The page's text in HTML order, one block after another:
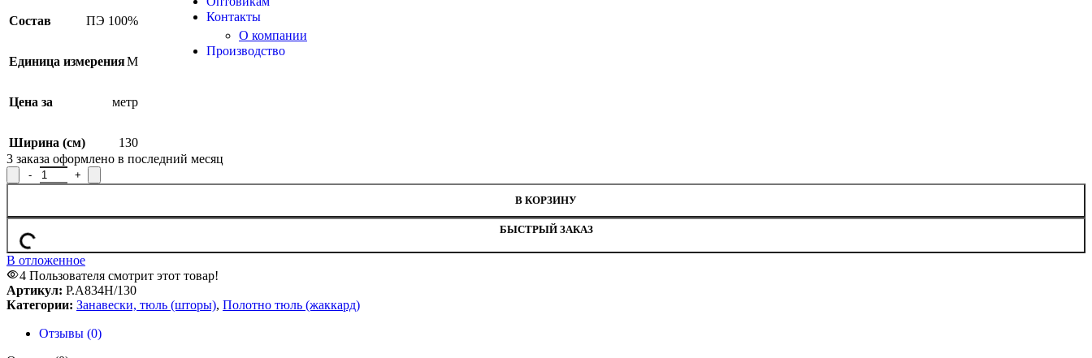
Контакты
О компании
Производство
Состав ПЭ 100%
Единица измеренияМ
Цена за метр
Ширина (см)
130
3 заказа оформлено в последний месяц
Количество товара Полотно гардинное Р.А834Н/130, рисунок А834Н
В КОРЗИНУ
БЫСТРЫЙ ЗАКАЗ
В отложенное
4 Пользователя смотрит этот товар!
Артикул: Р.А834Н/130
Категории: Занавески, тюль (шторы), Полотно тюль (жаккард)
Отзывы (0)